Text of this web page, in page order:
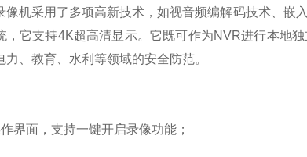
采用了多项高新技术，如视音频编解码技术、嵌
，它支持4K超高清显示。它既可作为NVR进行本地
力、教育、水利等领域的安全防范。
面，支持一键开启录像功能；